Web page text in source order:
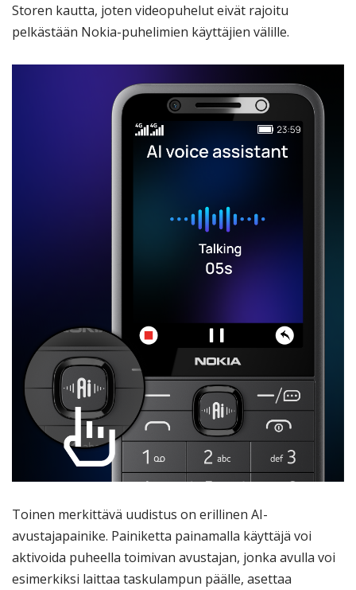
Storen kautta, joten videopuhelut eivät rajoitu
pelkästään Nokia-puhelimien käyttäjien välille.
Toinen merkittävä uudistus on erillinen AI-
avustajapainike. Painiketta painamalla käyttäjä voi
aktivoida puheella toimivan avustajan, jonka avulla voi
esimerkiksi laittaa taskulampun päälle, asettaa